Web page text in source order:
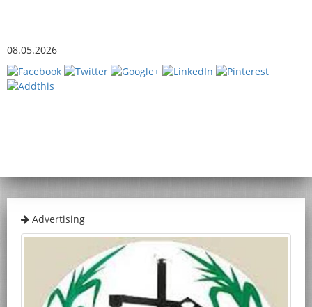
08.05.2026
Advertising